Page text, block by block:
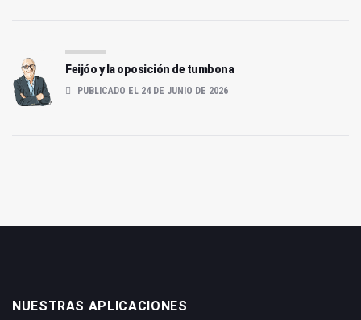
Feijóo y la oposición de tumbona
PUBLICADO EL 24 DE JUNIO DE 2026
NUESTRAS APLICACIONES